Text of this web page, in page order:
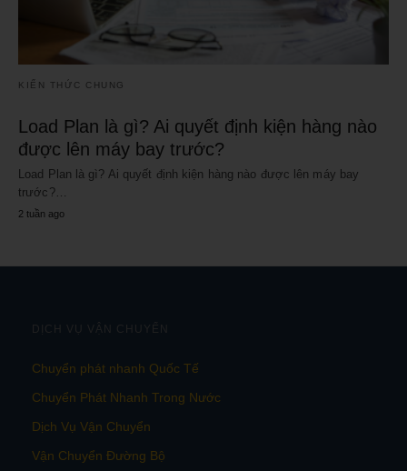
KIẾN THỨC CHUNG
Load Plan là gì? Ai quyết định kiện hàng nào
được lên máy bay trước?
Load Plan là gì? Ai quyết định kiện hàng nào được lên máy bay
trước?…
2 tuần ago
DỊCH VỤ VẬN CHUYỂN
Chuyển phát nhanh Quốc Tế
Chuyển Phát Nhanh Trong Nước
Dịch Vụ Vận Chuyển
Vận Chuyển Đường Bộ